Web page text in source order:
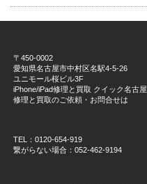
〒450-0002
愛知県名古屋市中村区名駅4-5-26
ユニモール桜ビル3F
iPhone/iPad修理と買取 クイック名古屋
修理と買取のご依頼・お問合せは
TEL：0120-654-919
繋がらない場合：052-462-9194